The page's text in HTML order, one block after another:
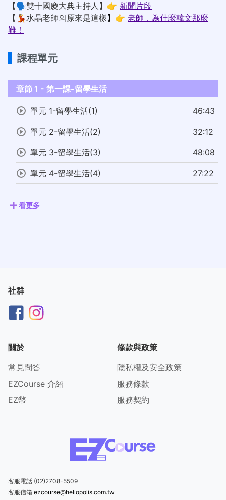
【🗣雙十國慶大典主持人】👉 新聞片段
【💃水晶老師의原來是這樣】 👉 老師，為什麼韓文那麼
難！
課程單元
章節 1 - 第一課-留學生活
單元 1-留學生活(1) 46:43
單元 2-留學生活(2) 32:12
單元 3-留學生活(3) 48:08
單元 4-留學生活(4) 27:22
看更多
社群
關於
常見問答
EZCourse 介紹
EZ幣
條款與政策
隱私權及安全政策
服務條款
服務契約
客服電話 (02)2708-5509
客服信箱 ezcourse@heliopolis.com.tw